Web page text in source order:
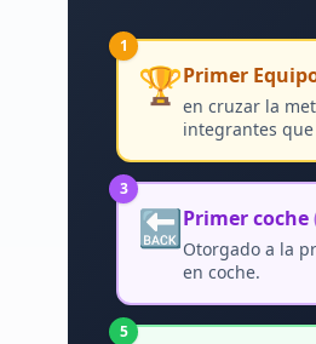
1
🏆Primer
en cruzar la
integrantes
3
🔙 Primer coche
Otorgado a la
en coche.
5